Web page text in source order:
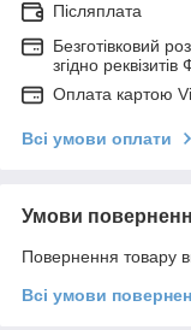
Післяплата
Безготівковий
згідно
Оплата картою
Всі умови оплати
Умови
Повернення товару
Всі умови